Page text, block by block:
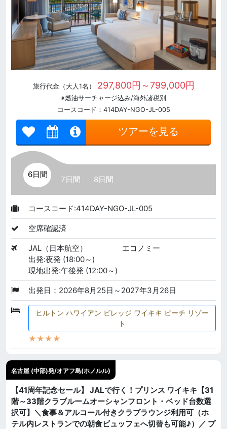
旅行代金（大人1名） 297,800円～799,000円
※燃油サーチャージ込み/海外諸税別
コースコード：414DAY-NGO-JL-005
ツアーを見る
6日間
7日間 8日間
コースコード:414DAY-NGO-JL-005
空席確認済
JAL（日本航空）
エコノミー
出発:夜発 (18:00～)
現地出発:午後発 (12:00～)
出発日：2026年8月25日～2027年3月26日
ヒルトン ハワイアン ビレッジ ワイキキ ビーチ リゾー
ト
★★★★
名古屋 (中部)発/オアフ島(ホノルル)
【41周年記念セール】 JALで行く！プリンス ワイキキ【31
階～33階クラブルームオーシャンフロント・ベッド台数選
択可】＼食事＆アルコール付きクラブラウンジ利用可（ホ
テル内レストランでの朝食ビュッフェへ切替も可能♪）／ プ